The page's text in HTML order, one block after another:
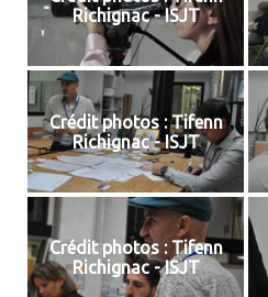
Richignac - ISJT
Crédit photos : Tifenn
Richignac - ISJT
Crédit photos : Tifenn
Richignac - ISJT